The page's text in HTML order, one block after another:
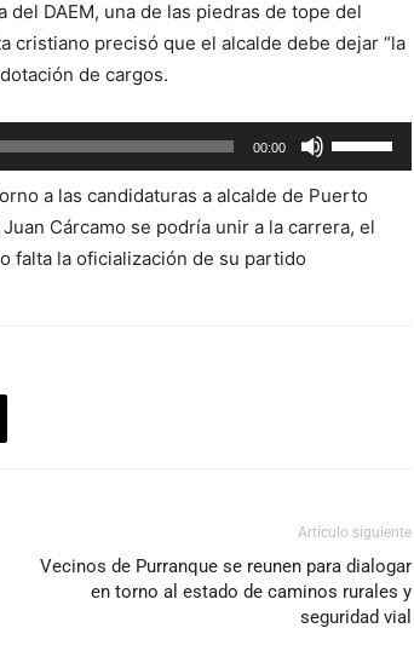
para
aumentar
teclas
de
arriba/abajo
para
DAEM, una de las piedras de tope del
precisó que el alcalde debe dejar “la
de cargos.
00:00
las
teclas
de
a las candidaturas a alcalde de Puerto
Cárcamo se podría unir a la carrera, el
falta la oficialización de su partido
Artículo siguiente
Vecinos de Purranque se reunen para dialogar
en torno al estado de caminos rurales y
seguridad vial